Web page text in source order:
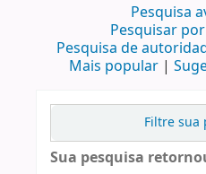
Pesquisa
Pesquisar
Pesquisa de
Mais popular
Filtre sua
Sua pesquisa